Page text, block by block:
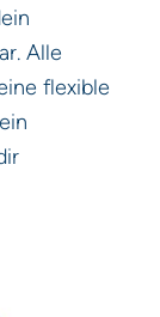
Alle
flexible